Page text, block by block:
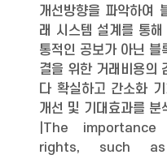
개선방향을 파악하여
래 시스템 설계를 통
통적인 공보가 아닌 블
결을 위한 거래비용의
다 확실하고 간소화
개선 및 기대효과를 분
|The
rights, such